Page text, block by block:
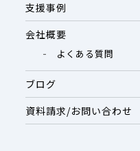
支援事例
会社概要
よくある質問
ブログ
資料請求/お問い合わせ